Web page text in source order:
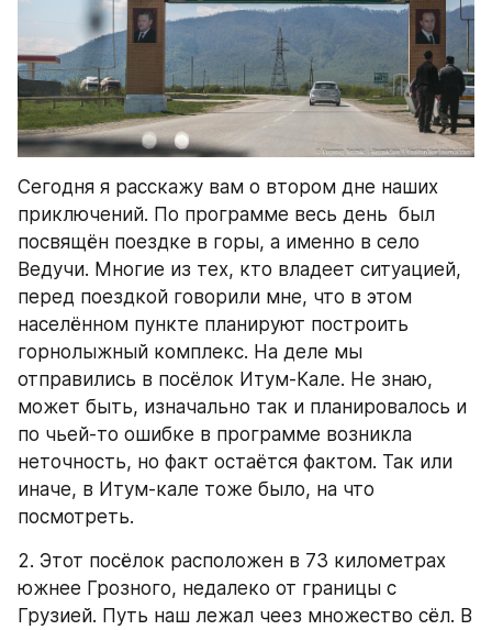
Сегодня я расскажу вам о втором дне наших
приключений. По программе весь день  был
посвящён поездке в горы, а именно в село
Ведучи. Многие из тех, кто владеет ситуацией,
перед поездкой говорили мне, что в этом
населённом пункте планируют построить
горнолыжный комплекс. На деле мы
отправились в посёлок Итум-Кале. Не знаю,
может быть, изначально так и планировалось и
по чьей-то ошибке в программе возникла
неточность, но факт остаётся фактом. Так или
иначе, в Итум-кале тоже было, на что
посмотреть.
2. Этот посёлок расположен в 73 километрах
южнее Грозного, недалеко от границы с
Грузией. Путь наш лежал чеез множество сёл. В